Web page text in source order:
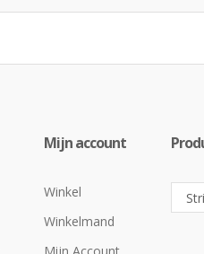
Mijn account
Winkel
Winkelmand